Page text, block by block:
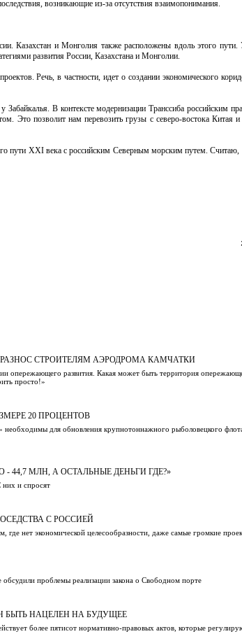
возникающие из-за отсутствия взаимопонимания.
Казахстан и Монголия также расположены вдоль этого
развития России, Казахстана и Монголии.
Речь, в частности, идет о создании экономического
В контексте модернизации Транссиба российским
Это позволит нам перевозить грузы с северо-востока
XXI века с российским Северным морским путем. Считаю,
СТРОИТЕЛЯМ АЭРОДРОМА КАМЧАТКИ
опережающего развития. Какая может быть территория
просто!»
20 ПРОЦЕНТОВ
для обновления крупнотоннажного рыболовецкого
44,7 МЛН, А ОСТАЛЬНЫЕ ДЕНЬГИ ГДЕ?»
них и спросят
С РОССИЕЙ
где нет экономической целесообразности, даже самые громкие
проблемы реализации закона о Свободном порте
БЫТЬ НАЦЕЛЕН НА БУДУЩЕЕ
более пятисот нормативно-правовых актов, которые